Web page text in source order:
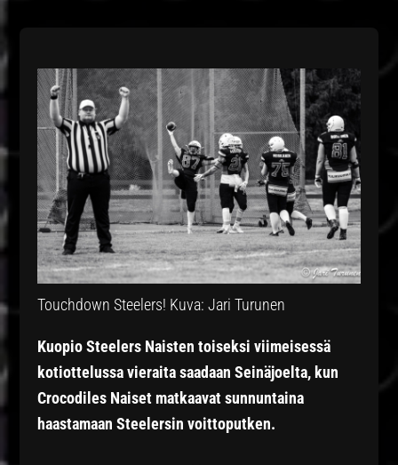
Touchdown Steelers! Kuva: Jari Turunen
Kuopio Steelers Naisten toiseksi viimeisessä
kotiottelussa vieraita saadaan Seinäjoelta, kun
Crocodiles Naiset matkaavat sunnuntaina
haastamaan Steelersin voittoputken.